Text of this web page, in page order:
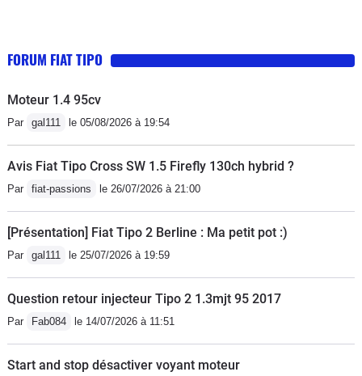
ville, il faut tabler sur un bon 9.5-10
USB, jantes alu 16 pouces). Je reste
pas le summum de l’automobile, ni le
top niveau mode mais pour le budget
(18.900 euros moins remise de 4.000
euros, soit 14.900 euros), je me doute
qu’il ne faut pas se montrer exigeant.
Défauts: moteur poussif ( il existe un
1.4 turbo 120), finition intérieure
moyenne et suspensions
dures.Qualités: ligne, intérieur
spacieux, fiabilité, prix/
FORUM FIAT TIPO
Moteur 1.4 95cv
Par gal111 le 05/08/2026 à 19:54
Avis Fiat Tipo Cross SW 1.5 Firefly 130ch hybrid ?
Par fiat-passions le 26/07/2026 à 21:00
[Présentation] Fiat Tipo 2 Berline : Ma petit pot :)
Par gal111 le 25/07/2026 à 19:59
Question retour injecteur Tipo 2 1.3mjt 95 2017
Par Fab084 le 14/07/2026 à 11:51
Start and stop désactiver voyant moteur